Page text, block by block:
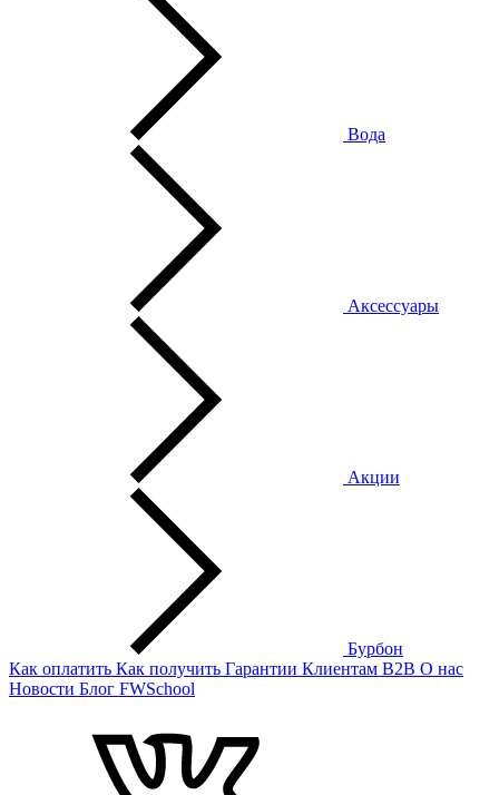
Вода
Аксессуары
Акции
Бурбон
Как оплатить Как получить Гарантии Клиентам B2B О нас
Новости Блог FWSchool